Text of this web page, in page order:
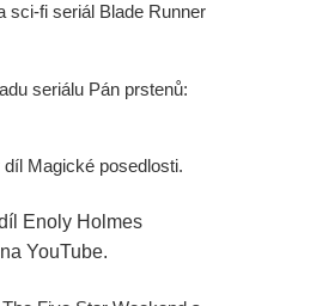
sci-fi seriál Blade Runner
seriálu Pán prstenů:
díl Magické posedlosti.
Enoly Holmes
YouTube.